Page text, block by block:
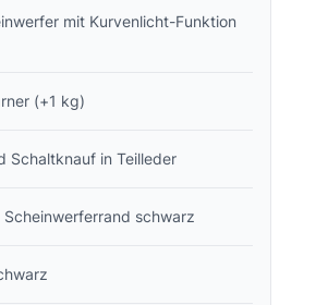
mit Kurvenlicht-Funktion
(+1 kg)
Schaltknauf in Teilleder
Scheinwerferrand schwarz